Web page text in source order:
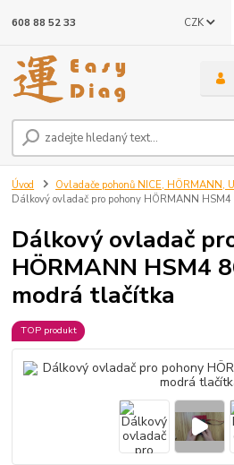
CZK
608 88 52 33
Úvod Ovladače pohonů NICE, HÖRMANN,
Dálkový ovladač pro pohony HÖRMANN
Dálkový ovladač
HÖRMANN HSM4
modrá tlačítka
TOP produkt